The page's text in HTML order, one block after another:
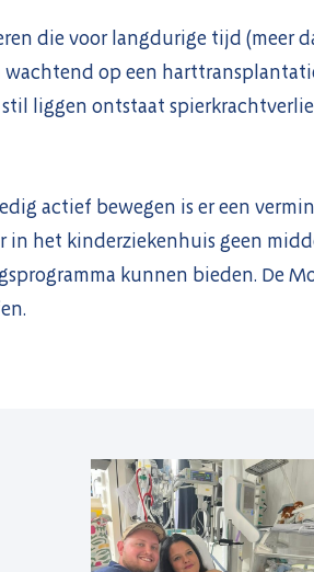
die voor langdurige tijd (meer
op een
liggen ontstaat
actief bewegen is er een
in het kinderziekenhuis geen
kunnen bieden. De